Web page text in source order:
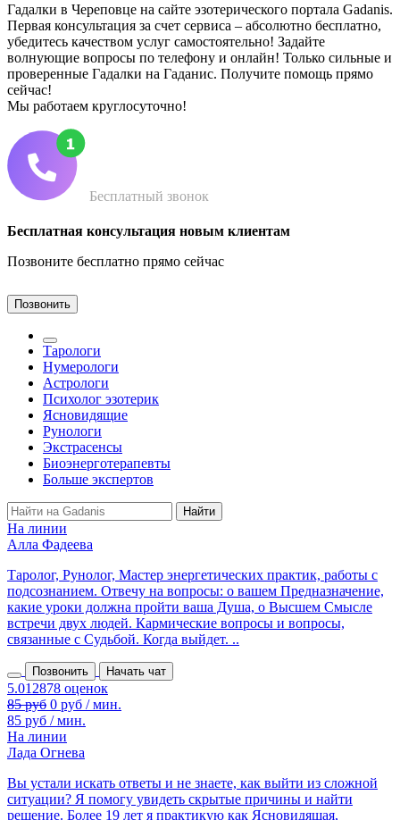
Гадалки в Череповце на сайте эзотерического портала Gadanis.
Первая консультация за счет сервиса – абсолютно бесплатно,
убедитесь качеством услуг самостоятельно! Задайте
волнующие вопросы по телефону и онлайн! Только сильные и
проверенные Гадалки на Гаданис. Получите помощь прямо
сейчас!
Мы работаем круглосуточно!
Бесплатный звонок
Бесплатная консультация новым клиентам
Позвоните бесплатно прямо сейчас
Позвонить
Тарологи
Нумерологи
Астрологи
Психолог эзотерик
Ясновидящие
Рунологи
Экстрасенсы
Биоэнерготерапевты
Больше экспертов
На линии
Алла Фадеева
Таролог, Рунолог, Мастер энергетических практик, работы с
подсознанием. Отвечу на вопросы: о вашем Предназначение,
какие уроки должна пройти ваша Душа, о Высшем Смысле
встречи двух людей. Кармические вопросы и вопросы,
связанные с Судьбой. Когда выйдет. ..
Позвонить Начать чат
85 руб 0 руб / мин.
85 руб / мин.
На линии
Лада Огнева
Вы устали искать ответы и не знаете, как выйти из сложной
ситуации? Я помогу увидеть скрытые причины и найти
решение. Более 19 лет я практикую как Ясновидящая,